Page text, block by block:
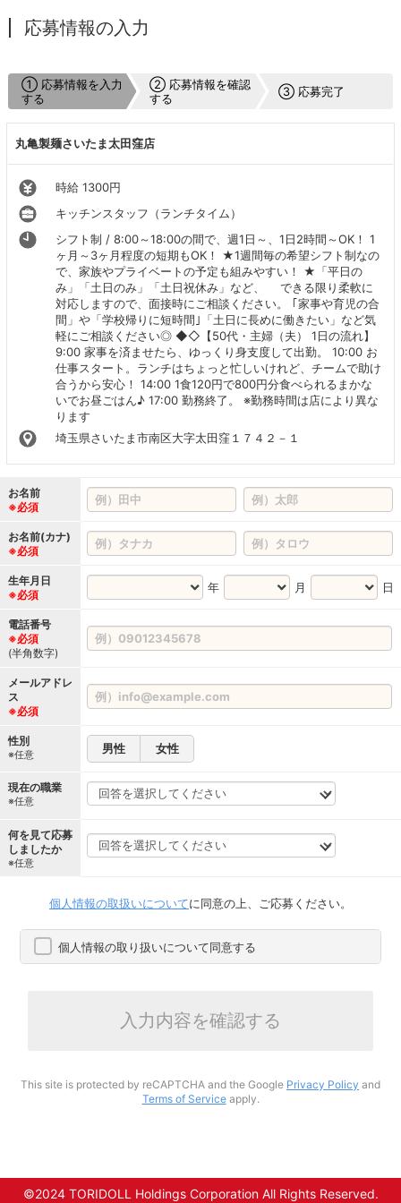
応募情報の入力
① 応募情報を入力
する
② 応募情報を確認
する
③ 応募完了
丸亀製麺さいたま太田窪店
時給 1300円
キッチンスタッフ（ランチタイム）
シフト制 / 8:00～18:00の間で、週1日～、1日2時間～OK！ 1
ヶ月～3ヶ月程度の短期もOK！ ★1週間毎の希望シフト制なの
で、家族やプライベートの予定も組みやすい！ ★「平日の
み」「土日のみ」「土日祝休み」など、 できる限り柔軟に
対応しますので、面接時にご相談ください。 ｢家事や育児の合
間」や「学校帰りに短時間｣「土日に長めに働きたい」など気
軽にご相談ください◎ ◆◇【50代・主婦（夫） 1日の流れ】
9:00 家事を済ませたら、ゆっくり身支度して出勤。 10:00 お
仕事スタート。ランチはちょっと忙しいけれど、チームで助け
合うから安心！ 14:00 1食120円で800円分食べられるまかな
いでお昼ごはん♪ 17:00 勤務終了。 ※勤務時間は店により異な
ります
埼玉県さいたま市南区大字太田窪１７４２－１
お名前
※必須
お名前(カナ)
※必須
生年月日
※必須
年 月 日
電話番号
※必須
(半角数字)
メールアドレ
ス
※必須
性別
※任意 男性 女性
現在の職業
※任意
何を見て応募
しましたか
※任意
個人情報の取扱いについてに同意の上、ご応募ください。
個人情報の取り扱いについて同意する
入力内容を確認する
This site is protected by reCAPTCHA and the Google Privacy Policy and
Terms of Serviceapply.
©2024 TORIDOLL Holdings Corporation All Rights Reserved.